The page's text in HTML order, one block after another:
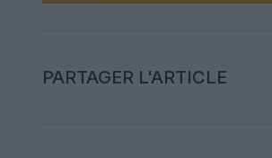
PARTAGER L'ARTICLE